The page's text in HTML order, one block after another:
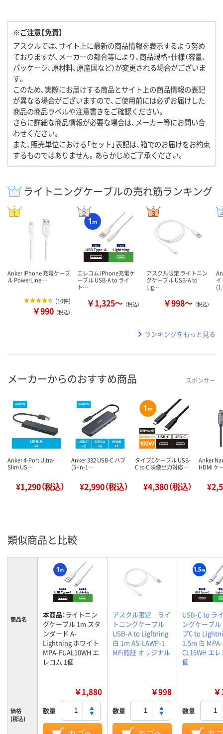
※ご注意【免責】
アスクルでは、サイト上に最新の商品情報を表示するよう努め
ておりますが、メーカーの都合等により、商品規格・仕様（容量、
パッケージ、原材料、原産国など）が変更される場合がございま
す。
このため、実際にお届けする商品とサイト上の商品情報の表記
が異なる場合がございますので、ご使用前には必ずお届けした
商品の商品ラベルや注意書きをご確認ください。
さらに詳細な商品情報が必要な場合は、メーカー等にお問い合
わせください。
また、販売単位における「セット」表記は、箱でのお届けをお約束
するものではありません。あらかじめご了承ください。
ライトニングケーブルの売れ筋ランキング
Anker iPhone 充電ケーブ
ル PowerLine …
(10件)
￥990 （税込）
エレコム iPhone充電ケ
ーブル USB-A to ライ
ト…
￥1,325～ （税込）
アスクル限定 ライトニン
グケーブル USB-A to
Lig…
￥998～ （税込）
ランキングをもっと見る
メーカーからのおすすめ商品 スポンサー
Anker 4-Port Ultra-
Slim US…
¥1,290（税込）
Anker 332 USB-C ハブ
(5-in-1…
¥2,990（税込）
タイプCケーブル USB-
C to C 映像出力対応…
¥4,380（税込）
Anker
HDMI ケ
類似商品と比較
商品名 本商品：ライトニン
グケーブル 1m スタ
ンダード A-
Lightning ホワイト
MPA-FUAL10WH エ
レコム 1個
アスクル限定 ライ
トニングケーブル
USB-A to Ligftning
白 1m AS-LAWP-1
MFi認証 オリジナル
USB-C to ラ
ングケーブル
プC to
1.5m 白 MPA-
CL15WH エ
個
価格
(税込)
￥1,880
数量
￥998
数量 数量